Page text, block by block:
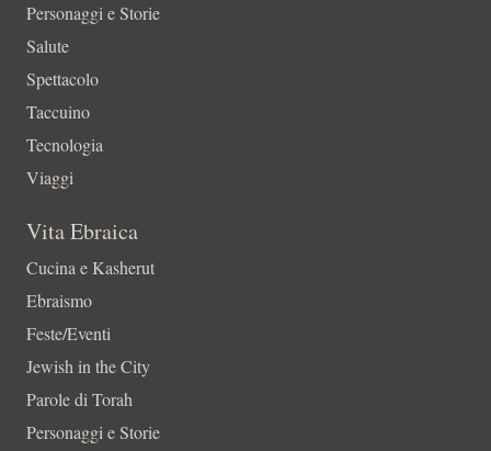
Personaggi e Storie
Salute
Spettacolo
Taccuino
Tecnologia
Viaggi
Vita Ebraica
Cucina e Kasherut
Ebraismo
Feste/Eventi
Jewish in the City
Parole di Torah
Personaggi e Storie